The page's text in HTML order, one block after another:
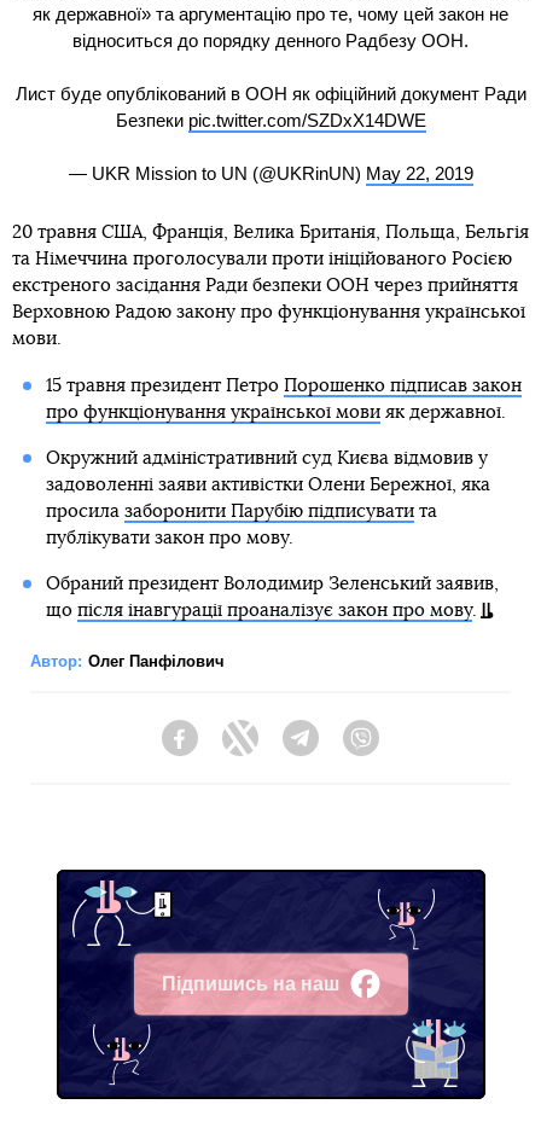
як державної» та аргументацію про те, чому цей закон не
відноситься до порядку денного Радбезу ООН.
Лист буде опублікований в ООН як офіційний документ Ради
Безпеки pic.twitter.com/SZDxX14DWE
— UKR Mission to UN (@UKRinUN) May 22, 2019
20 травня США, Франція, Велика Британія, Польща, Бельгія
та Німеччина проголосували проти ініційованого Росією
екстреного засідання Ради безпеки ООН через прийняття
Верховною Радою закону про функціонування української
мови.
15 травня президент Петро Порошенко підписав закон
про функціонування української мовияк державної.
Окружний адміністративний суд Києва відмовив у
задоволенні заяви активістки Олени Бережної, яка
просила заборонити Парубію підписуватита
публікувати закон про мову.
Обраний президент Володимир Зеленський заявив,
що після інавгурації проаналізує закон про мову.
Автор: Олег Панфілович
FacebookTwitter Telegram
Підпишись на наш
Facebook